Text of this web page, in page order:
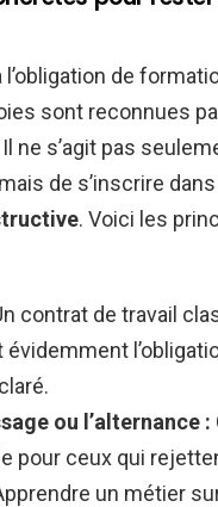
de
sont reconnues
ne s’agit pas
de s’inscrire
. Voici les
contrat de travail
évidemment
ou l’alternance :
pour ceux qui
un métier